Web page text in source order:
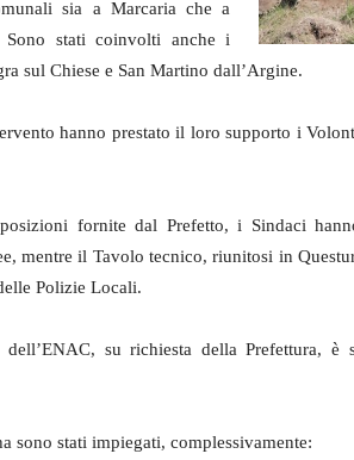
sia a Marcaria che a
stati coinvolti anche i
sul Chiese e San Martino dall’Argine.
hanno prestato il loro supporto i
fornite dal Prefetto, i Sindaci
mentre il Tavolo tecnico, riunitosi in
Polizie Locali.
dell’ENAC, su richiesta della Prefettura, è
sono stati impiegati, complessivamente: